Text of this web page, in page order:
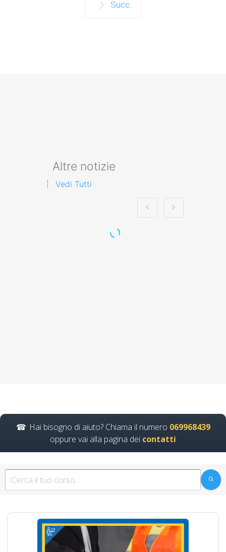
Succ.
Altre notizie
Vedi Tutti
Quali sono le
strategie per favorire
la partecipazione
attiva dei lavoratori
per i cantieri edili?
Corsi per Corso RLS
Hai bisogno di aiuto? Chiama il numero 069968439
oppure vai alla pagina dei contatti